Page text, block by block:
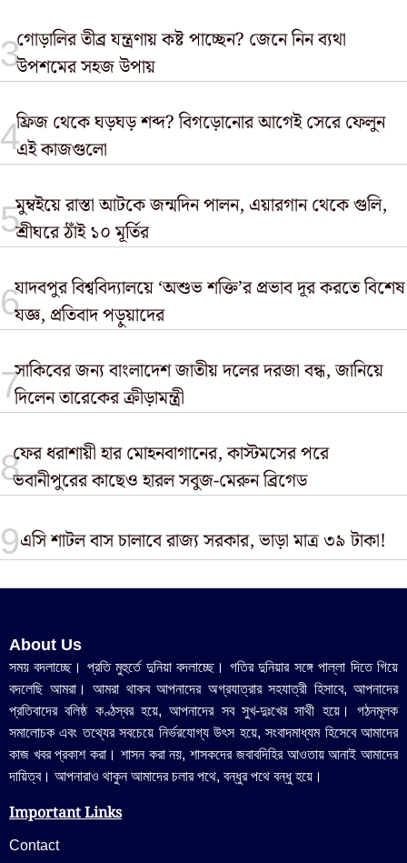
গোড়ালির তীব্র যন্ত্রণায় কষ্ট পাচ্ছেন? জেনে নিন ব্যথা
উপশমের সহজ উপায়
ফ্রিজ থেকে ঘড়ঘড় শব্দ? বিগড়োনোর আগেই সেরে ফেলুন
এই কাজগুলো
মুম্বইয়ে রাস্তা আটকে জন্মদিন পালন, এয়ারগান থেকে গুলি,
শ্রীঘরে ঠাঁই ১০ মূর্তির
যাদবপুর বিশ্ববিদ্যালয়ে ‘অশুভ শক্তি’র প্রভাব দূর করতে বিশেষ
যজ্ঞ, প্রতিবাদ পড়ুয়াদের
সাকিবের জন্য বাংলাদেশ জাতীয় দলের দরজা বন্ধ, জানিয়ে
দিলেন তারেকের ক্রীড়ামন্ত্রী
ফের ধরাশায়ী হার মোহনবাগানের, কাস্টমসের পরে
ভবানীপুরের কাছেও হারল সবুজ-মেরুন ব্রিগেড
এসি শাটল বাস চালাবে রাজ্য সরকার, ভাড়া মাত্র ৩৯ টাকা!
About Us
সময় বদলাচ্ছে। প্রতি মুহুর্তে দুনিয়া বদলাচ্ছে। গতির দুনিয়ার সঙ্গে পাল্লা দিতে গিয়ে
বদলেছি আমরা। আমরা থাকব আপনাদের অগ্রযাত্রার সহযাত্রী হিসাবে, আপনাদের
প্রতিবাদের বলিষ্ঠ কণ্ঠস্বর হয়ে, আপনাদের সব সুখ-দুঃখের সাথী হয়ে। গঠনমূলক
সমালোচক এবং তথ্যের সবচেয়ে নির্ভরযোগ্য উ‍ৎস হয়ে, সংবাদমাধ্যম হিসেবে আমাদের
কাজ খবর প্রকাশ করা। শাসন করা নয়, শাসকদের জবাবদিহির আওতায় আনাই আমাদের
দায়িত্ব। আপনারাও থাকুন আমাদের চলার পথে, বন্ধুর পথে বন্ধু হয়ে।
Important Links
Contact